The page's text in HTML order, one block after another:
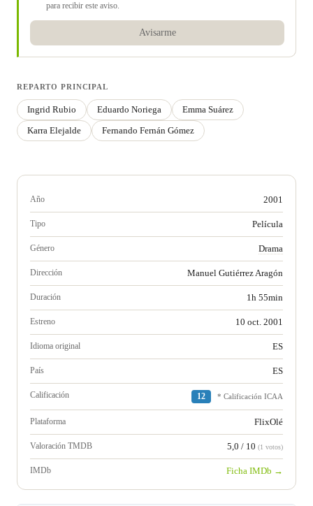
para recibir este aviso.
Avisarme
REPARTO PRINCIPAL
Ingrid Rubio Eduardo Noriega
Emma Suárez
Karra Elejalde
Fernando Fernán Gómez
Año 2001
Tipo Película
Género Drama
Dirección Manuel Gutiérrez Aragón
Duración 1h 55min
Estreno 10 oct. 2001
Idioma original ES
País ES
Calificación 12 * Calificación ICAA
Plataforma FlixOlé
Valoración TMDB 5,0 / 10 (1 votos)
IMDb Ficha IMDb →